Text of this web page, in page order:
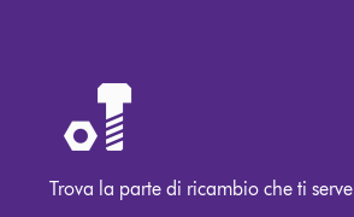
Trova la parte di ricambio che ti serve